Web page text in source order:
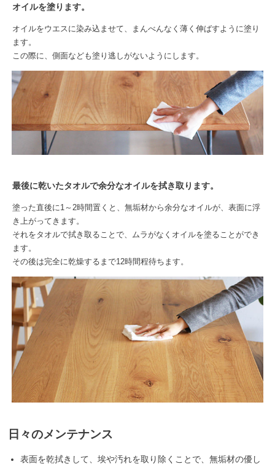
オイルを塗ります。
オイルをウエスに染み込ませて、まんべんなく薄く伸ばすように塗り
ます。
この際に、側面なども塗り逃しがないようにします。
最後に乾いたタオルで余分なオイルを拭き取ります。
塗った直後に1～2時間置くと、無垢材から余分なオイルが、表面に浮
き上がってきます。
それをタオルで拭き取ることで、ムラがなくオイルを塗ることができ
ます。
その後は完全に乾燥するまで12時間程待ちます。
日々のメンテナンス
表面を乾拭きして、埃や汚れを取り除くことで、無垢材の優し